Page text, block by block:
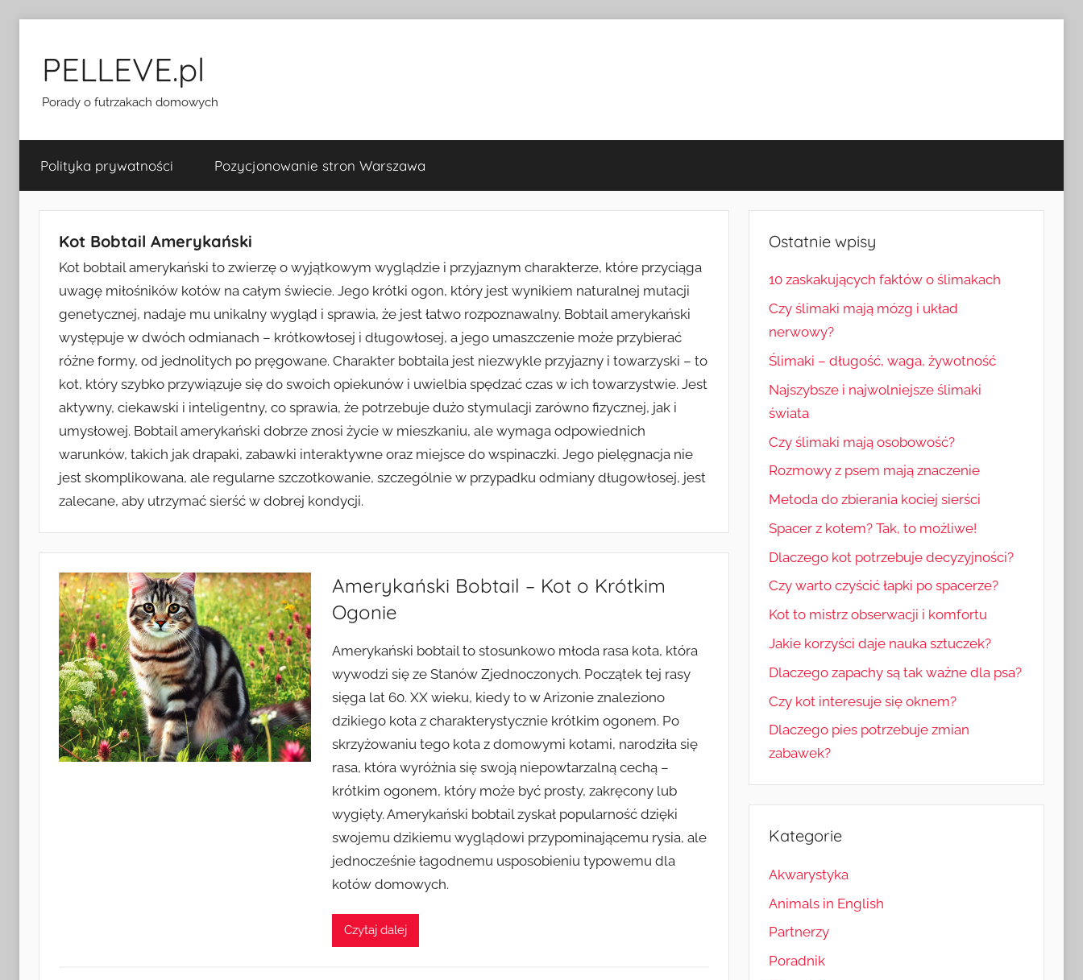
treściPELLEVE.pl
Porady o futrzakach domowych
Polityka prywatności Pozycjonowanie stron Warszawa
Kot Bobtail Amerykański
Kot bobtail amerykański to zwierzę o wyjątkowym wyglądzie i przyjaznym charakterze, które przyciąga
uwagę miłośników kotów na całym świecie. Jego krótki ogon, który jest wynikiem naturalnej mutacji
genetycznej, nadaje mu unikalny wygląd i sprawia, że jest łatwo rozpoznawalny. Bobtail amerykański
występuje w dwóch odmianach – krótkowłosej i długowłosej, a jego umaszczenie może przybierać
różne formy, od jednolitych po pręgowane. Charakter bobtaila jest niezwykle przyjazny i towarzyski – to
kot, który szybko przywiązuje się do swoich opiekunów i uwielbia spędzać czas w ich towarzystwie. Jest
aktywny, ciekawski i inteligentny, co sprawia, że potrzebuje dużo stymulacji zarówno fizycznej, jak i
umysłowej. Bobtail amerykański dobrze znosi życie w mieszkaniu, ale wymaga odpowiednich
warunków, takich jak drapaki, zabawki interaktywne oraz miejsce do wspinaczki. Jego pielęgnacja nie
jest skomplikowana, ale regularne szczotkowanie, szczególnie w przypadku odmiany długowłosej, jest
zalecane, aby utrzymać sierść w dobrej kondycji.
Amerykański Bobtail – Kot o Krótkim
Ogonie
Amerykański bobtail to stosunkowo młoda rasa kota, która
wywodzi się ze Stanów Zjednoczonych. Początek tej rasy
sięga lat 60. XX wieku, kiedy to w Arizonie znaleziono
dzikiego kota z charakterystycznie krótkim ogonem. Po
skrzyżowaniu tego kota z domowymi kotami, narodziła się
rasa, która wyróżnia się swoją niepowtarzalną cechą –
krótkim ogonem, który może być prosty, zakręcony lub
wygięty. Amerykański bobtail zyskał popularność dzięki
swojemu dzikiemu wyglądowi przypominającemu rysia, ale
jednocześnie łagodnemu usposobieniu typowemu dla
kotów domowych.
Czytaj dalej
Ostatnie wpisy
10 zaskakujących faktów o ślimakach
Czy ślimaki mają mózg i układ
nerwowy?
Ślimaki – długość, waga, żywotność
Najszybsze i najwolniejsze ślimaki
świata
Czy ślimaki mają osobowość?
Rozmowy z psem mają znaczenie
Metoda do zbierania kociej sierści
Spacer z kotem? Tak, to możliwe!
Dlaczego kot potrzebuje decyzyjności?
Czy warto czyścić łapki po spacerze?
Kot to mistrz obserwacji i komfortu
Jakie korzyści daje nauka sztuczek?
Dlaczego zapachy są tak ważne dla psa?
Czy kot interesuje się oknem?
Dlaczego pies potrzebuje zmian
zabawek?
Kategorie
Akwarystyka
Animals in English
Partnerzy
Poradnik